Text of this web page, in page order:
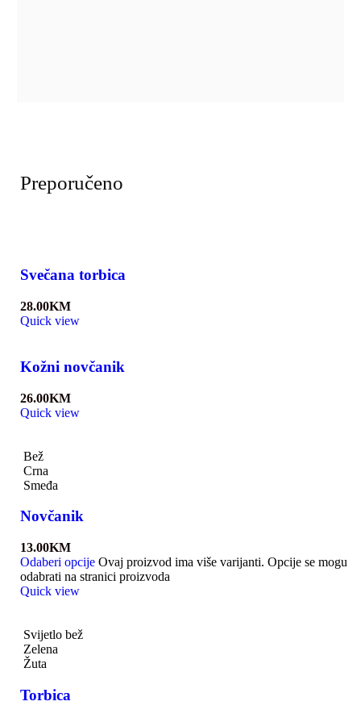
Preporučeno
Svečana torbica
28.00KM
Quick view
Kožni novčanik
26.00KM
Quick view
Bež
Crna
Smeđa
Novčanik
13.00KM
Odaberi opcije Ovaj proizvod ima više varijanti. Opcije se mogu
odabrati na stranici proizvoda
Quick view
Svijetlo bež
Zelena
Žuta
Torbica